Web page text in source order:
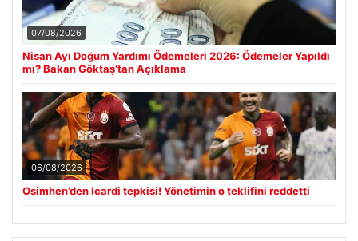
07/08/2026
Nisan Ayı Doğum Yardımı Ödemeleri 2026: Ödemeler Yapıldı
mı? Bakan Göktaş’tan Açıklama
06/08/2026
Osimhen’den Icardi tepkisi! Yönetimin o teklifini reddetti